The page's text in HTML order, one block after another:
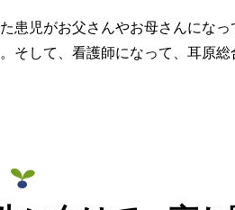
患児がお父さんやお母さんにな
そして、看護師になって、耳原